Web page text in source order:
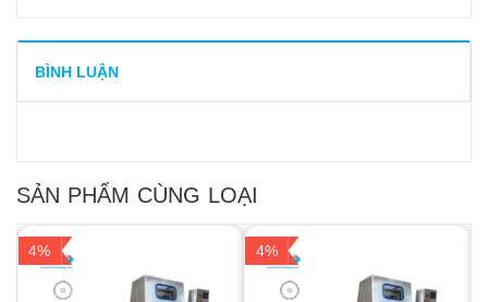
BÌNH LUẬN
SẢN PHẨM CÙNG LOẠI
4% 4%